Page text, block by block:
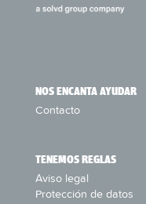
NOS ENCANTA AYUDAR
Contacto
TENEMOS REGLAS
Aviso legal
Protección de datos